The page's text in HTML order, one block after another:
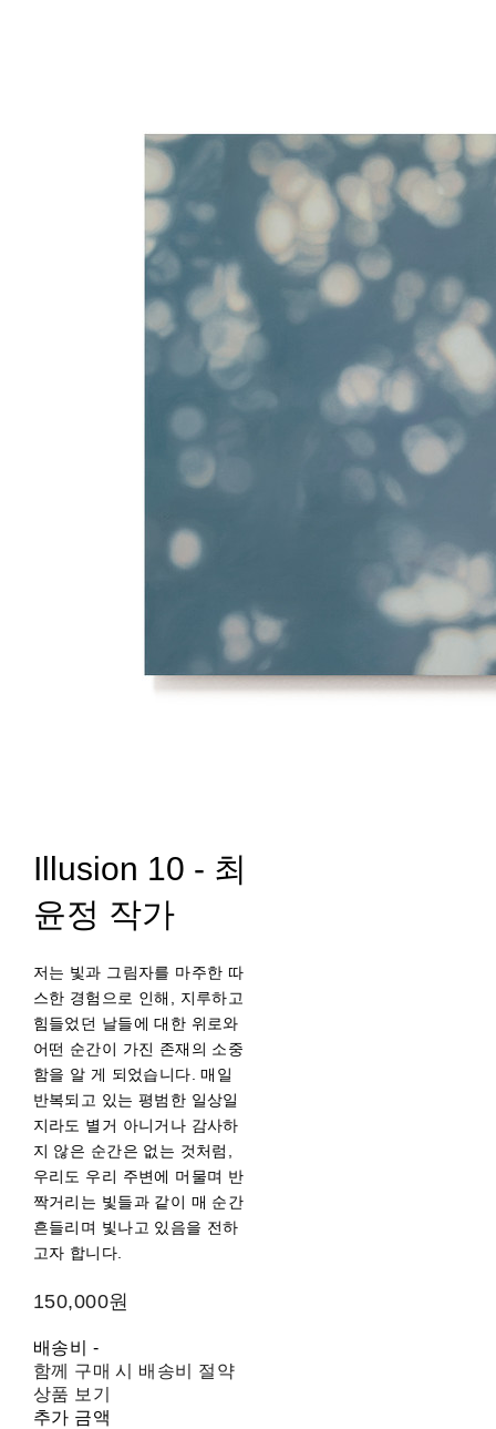
Illusion 10 - 최
윤정 작가
저는 빛과 그림자를 마주한 따
스한 경험으로 인해, 지루하고
힘들었던 날들에 대한 위로와
어떤 순간이 가진 존재의 소중
함을 알 게 되었습니다. 매일
반복되고 있는 평범한 일상일
지라도 별거 아니거나 감사하
지 않은 순간은 없는 것처럼,
우리도 우리 주변에 머물며 반
짝거리는 빛들과 같이 매 순간
흔들리며 빛나고 있음을 전하
고자 합니다.
150,000원
배송비 -
함께 구매 시 배송비 절약
상품 보기
추가 금액